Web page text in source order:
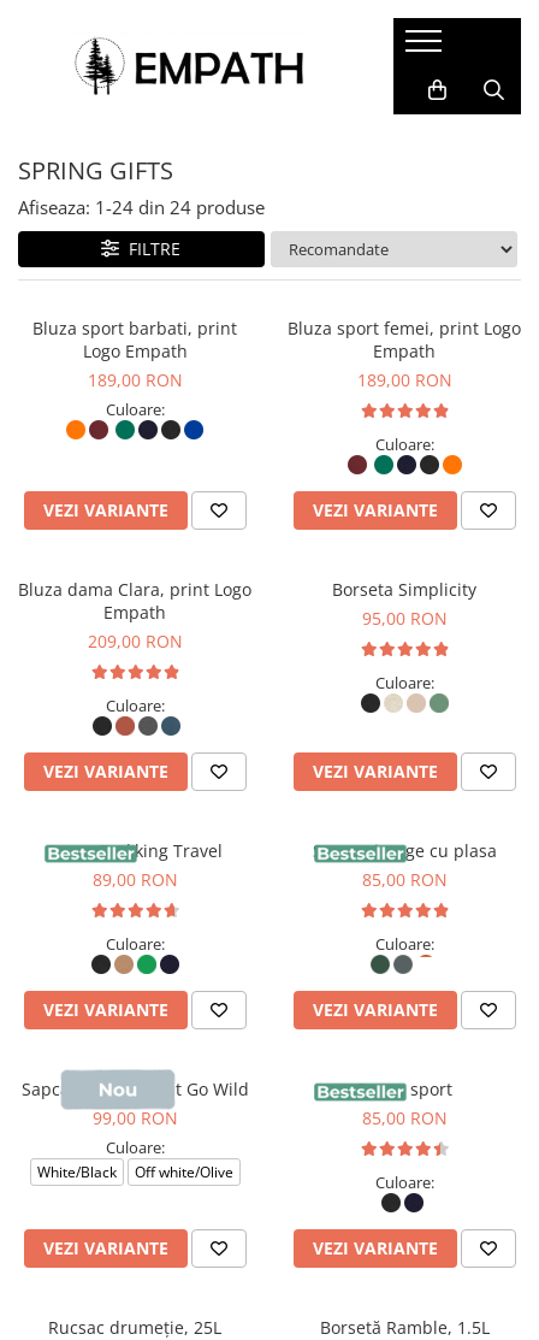
FEMEI
Bluze
Camasi
Hanorace
Geci
Pantaloni
BĂRBAȚI
Bluze
Camasi
Hanorace
Geci
Pantaloni
COPII
Bluze&Hanorace
Pantaloni
Fesuri
ACCESORII
Caiete și agende
Sacoșe
Rucsacuri, genți și borsete
Portfarduri și portofele
Șepci și pălării
Alte accesorii
Home&Deco
COLABORĂRI
Colectia Folklore
Snow Collection
SPRING GIFTS
Afiseaza: 1-24 din 24 produse
FILTRE
Bluza sport barbati, print
Logo Empath
189,00 RON
Culoare:
VEZI VARIANTE
Bluza sport femei, print Logo
Empath
189,00 RON
Culoare:
VEZI VARIANTE
Bluza dama Clara, print Logo
Empath
209,00 RON
Culoare:
VEZI VARIANTE
Borseta Simplicity
95,00 RON
Culoare:
VEZI VARIANTE
Sapca Trekking Travel
89,00 RON
Culoare:
VEZI VARIANTE
Sapca vintage cu plasa
85,00 RON
Culoare:
VEZI VARIANTE
Sapca Darwin, print Go Wild
99,00 RON
Culoare:
White/Black Off white/Olive
VEZI VARIANTE
Sapca sport
85,00 RON
Culoare:
VEZI VARIANTE
Rucsac drumeție, 25L
Borsetă Ramble, 1.5L